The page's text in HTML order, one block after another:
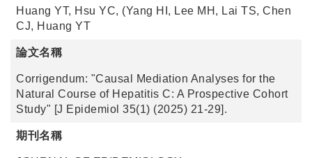
Huang YT, Hsu YC, (Yang HI, Lee MH, Lai TS, Chen
CJ, Huang YT
論文名稱
Corrigendum: "Causal Mediation Analyses for the
Natural Course of Hepatitis C: A Prospective Cohort
Study" [J Epidemiol 35(1) (2025) 21-29].
期刊名稱